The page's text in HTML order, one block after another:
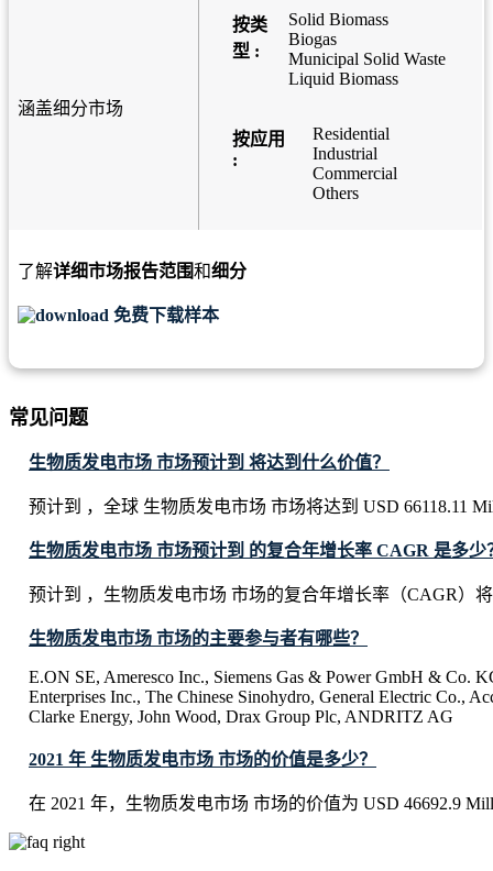
涵盖细分市场
按类
型 :
Solid Biomass
Biogas
Municipal Solid Waste
Liquid Biomass
按应用
:
Residential
Industrial
Commercial
Others
了解详细市场报告范围和细分
免费下载样本
常见问题
生物质发电市场 市场预计到 将达到什么价值？
预计到 ，全球 生物质发电市场 市场将达到 USD 66118.11
生物质发电市场 市场预计到 的复合年增长率 CAGR 是多少
预计到 ，生物质发电市场 市场的复合年增长率（CAGR）
生物质发电市场 市场的主要参与者有哪些？
E.ON SE, Ameresco Inc., Siemens Gas & Power GmbH & Co.
Enterprises Inc., The Chinese Sinohydro, General Electric Co.,
Clarke Energy, John Wood, Drax Group Plc, ANDRITZ AG
2021 年 生物质发电市场 市场的价值是多少？
在 2021 年，生物质发电市场 市场的价值为 USD 46692.9